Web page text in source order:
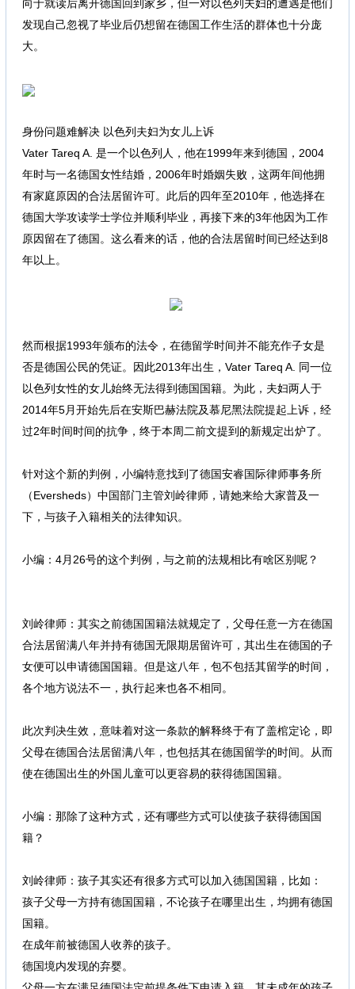
向于就读后离开德国回到家乡，但一对以色列夫妇的遭遇是他们
发现自己忽视了毕业后仍想留在德国工作生活的群体也十分庞
大。
身份问题难解决 以色列夫妇为女儿上诉
Vater Tareq A. 是一个以色列人，他在1999年来到德国，2004
年时与一名德国女性结婚，2006年时婚姻失败，这两年间他拥
有家庭原因的合法居留许可。此后的四年至2010年，他选择在
德国大学攻读学士学位并顺利毕业，再接下来的3年他因为工作
原因留在了德国。这么看来的话，他的合法居留时间已经达到8
年以上。
然而根据1993年颁布的法令，在德留学时间并不能充作子女是
否是德国公民的凭证。因此2013年出生，Vater Tareq A. 同一位
以色列女性的女儿始终无法得到德国国籍。为此，夫妇两人于
2014年5月开始先后在安斯巴赫法院及慕尼黑法院提起上诉，经
过2年时间时间的抗争，终于本周二前文提到的新规定出炉了。
针对这个新的判例，小编特意找到了德国安睿国际律师事务所
（Eversheds）中国部门主管刘岭律师，请她来给大家普及一
下，与孩子入籍相关的法律知识。
小编：4月26号的这个判例，与之前的法规相比有啥区别呢？
刘岭律师：其实之前德国国籍法就规定了，父母任意一方在德国
合法居留满八年并持有德国无限期居留许可，其出生在德国的子
女便可以申请德国国籍。但是这八年，包不包括其留学的时间，
各个地方说法不一，执行起来也各不相同。
此次判决生效，意味着对这一条款的解释终于有了盖棺定论，即
父母在德国合法居留满八年，也包括其在德国留学的时间。从而
使在德国出生的外国儿童可以更容易的获得德国国籍。
小编：那除了这种方式，还有哪些方式可以使孩子获得德国国
籍？
刘岭律师：孩子其实还有很多方式可以加入德国国籍，比如：
孩子父母一方持有德国国籍，不论孩子在哪里出生，均拥有德国
国籍。
在成年前被德国人收养的孩子。
德国境内发现的弃婴。